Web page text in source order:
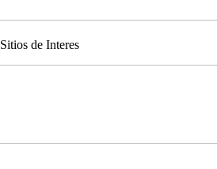
Sitios de Interes